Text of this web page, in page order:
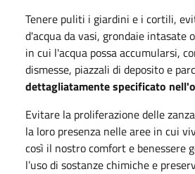
Tenere puliti i giardini e i cortili,
d'acqua da vasi, grondaie intasate
in cui l'acqua possa accumularsi,
dismesse, piazzali di deposito e
dettagliatamente specificato
Evitare la proliferazione delle
la loro presenza nelle aree in cui
così il nostro comfort e benessere
l’uso di sostanze chimiche e